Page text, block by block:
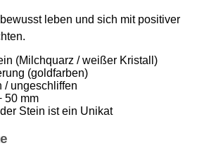
leben und sich mit positiver
(Milchquarz / weißer Kristall)
(goldfarben)
/ ungeschliffen
50 mm
Stein ist ein Unikat